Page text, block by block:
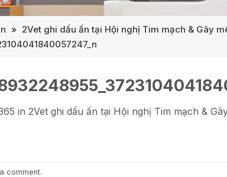
» 2Vet ghi dấu ấn tại Hội nghị Tim mạch & Gây
in 2Vet ghi dấu ấn tại Hội nghị Tim mạch &
comment.